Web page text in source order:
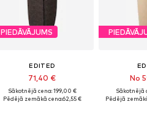
PIEDĀVĀJUMS
EDITED
71,40 €
Sākotnējā cena: 199,00 €
Pēdējā zemākā cena:62,55 €
No
Sākotnējā
Pēdējā